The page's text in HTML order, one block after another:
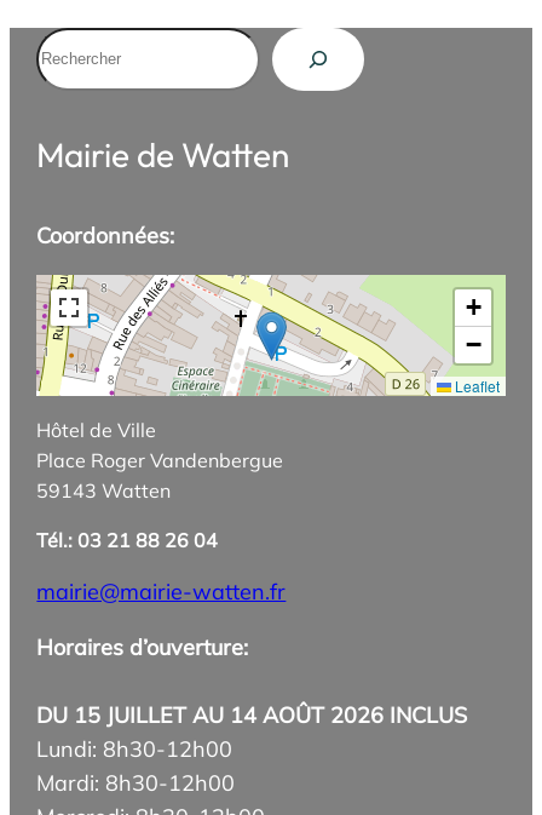
Rechercher
Mairie de Watten
Coordonnées:
+
−
Leaflet
Hôtel de Ville
Place Roger Vandenbergue
59143 Watten
Tél.: 03 21 88 26 04
mairie@mairie-watten.fr
Horaires d’ouverture:
DU 15 JUILLET AU 14 AOÛT 2026 INCLUS
Lundi: 8h30-12h00
Mardi: 8h30-12h00